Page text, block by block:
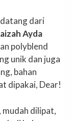
dari
Ayda
polyblend
unik dan juga
bahan
dipakai, Dear!
mudah dilipat,